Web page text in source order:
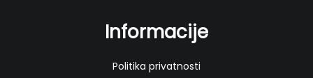
Informacije
Politika privatnosti